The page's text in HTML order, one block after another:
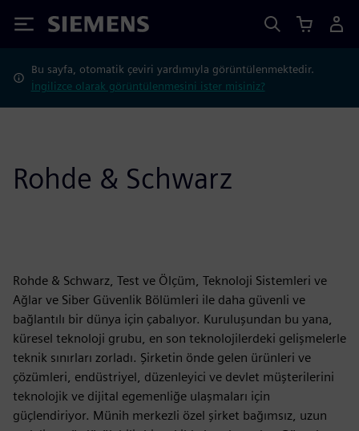
Siemens
Bu sayfa, otomatik çeviri yardımıyla görüntülenmektedir.
İngilizce olarak görüntülenmesini ister misiniz?
Rohde & Schwarz
Rohde & Schwarz, Test ve Ölçüm, Teknoloji Sistemleri ve
Ağlar ve Siber Güvenlik Bölümleri ile daha güvenli ve
bağlantılı bir dünya için çabalıyor. Kuruluşundan bu yana,
küresel teknoloji grubu, en son teknolojilerdeki gelişmelerle
teknik sınırları zorladı. Şirketin önde gelen ürünleri ve
çözümleri, endüstriyel, düzenleyici ve devlet müşterilerini
teknolojik ve dijital egemenliğe ulaşmaları için
güçlendiriyor. Münih merkezli özel şirket bağımsız, uzun